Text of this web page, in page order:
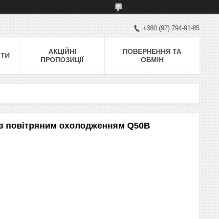
+380 (97) 794-91-85
АКЦІЙНІ
ПРОПОЗИЦІЇ
ПОВЕРНЕННЯ ТА
ОБМІН
повітряним охолодженням Q50B